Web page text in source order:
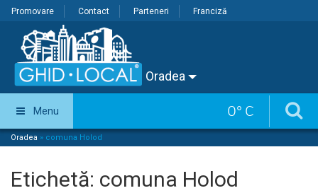
Promovare Contact Parteneri Franciză
Oradea
0° C
Menu
Oradea » comuna Holod
Etichetă: comuna Holod